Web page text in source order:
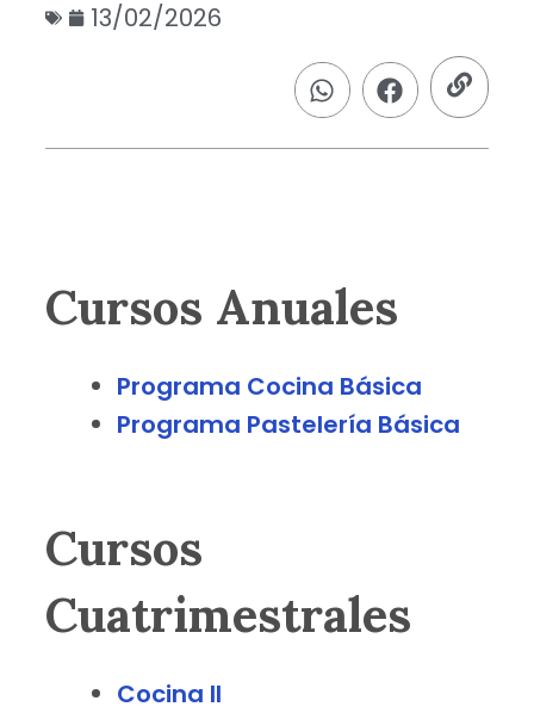
13/02/2026
Cursos Anuales
Programa Cocina Básica
Programa Pastelería Básica
Cursos
Cuatrimestrales
Cocina II